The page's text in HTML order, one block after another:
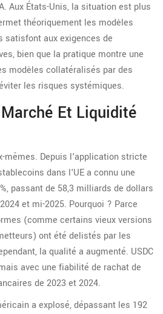
Aux États-Unis, la situation est plus
théoriquement les modèles
aux exigences de
bien que la pratique montre une
modèles collatéralisés par des
les risques systémiques.
Et Liquidité
mêmes. Depuis l'application stricte
dans l'UE a connu une
passant de 58,3 milliards de dollars
et mi-2025. Pourquoi ? Parce
(comme certains vieux versions
ont été delistés par les
la qualité a augmenté. USDC
avec une fiabilité de rachat de
de 2023 et 2024.
a explosé, dépassant les 192